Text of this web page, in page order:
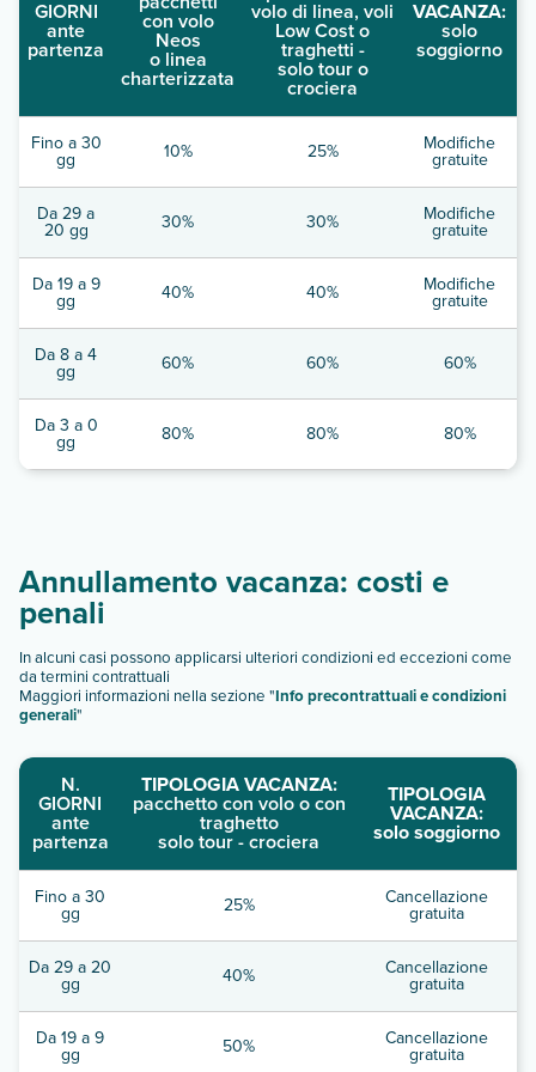
GIORNI
ante
partenza
con volo
Neos
o linea
charterizzata
volo di linea, voli
Low Cost o
traghetti -
solo tour o
crociera
VACANZA:
solo
soggiorno
Fino a 30
gg 10% 25% Modifiche
gratuite
Da 29 a
20 gg 30% 30% Modifiche
gratuite
Da 19 a 9
gg 40% 40% Modifiche
gratuite
Da 8 a 4
gg 60% 60% 60%
Da 3 a 0
gg 80% 80% 80%
Annullamento vacanza: costi e
penali
In alcuni casi possono applicarsi ulteriori condizioni ed eccezioni come
da termini contrattuali
Maggiori informazioni nella sezione "Info precontrattuali e condizioni
generali"
N.
GIORNI
ante
partenza
TIPOLOGIA VACANZA:
pacchetto con volo o con
traghetto
solo tour - crociera
TIPOLOGIA
VACANZA:
solo soggiorno
Fino a 30
gg 25% Cancellazione
gratuita
Da 29 a 20
gg 40% Cancellazione
gratuita
Da 19 a 9
gg 50% Cancellazione
gratuita